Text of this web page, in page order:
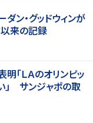
ン・グッドウィンが
以来の記録
「ＬＡのオリンピッ
」 サンジャポの取